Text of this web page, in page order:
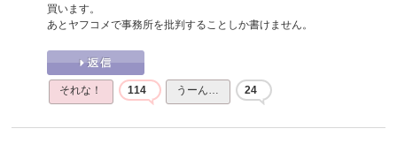
買います。
あとヤフコメで事務所を批判することしか書けません。
それな！ 114 うーん… 24